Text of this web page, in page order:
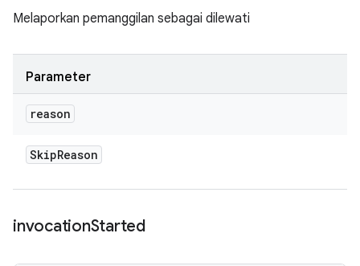
Melaporkan pemanggilan sebagai dilewati
Parameter
reason
SkipReason
invocationStarted